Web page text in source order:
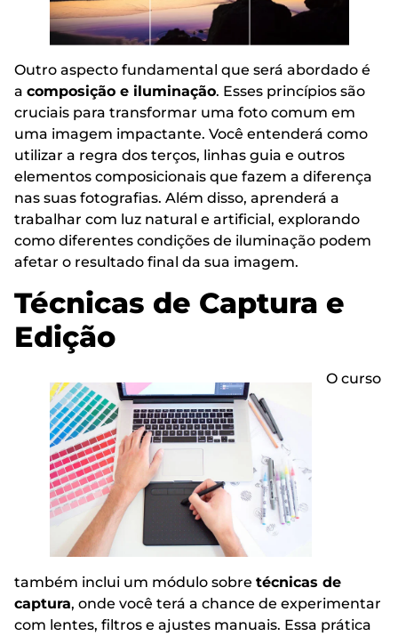
Outro aspecto fundamental que será abordado é
a composição e iluminação. Esses princípios são
cruciais para transformar uma foto comum em
uma imagem impactante. Você entenderá como
utilizar a regra dos terços, linhas guia e outros
elementos composicionais que fazem a diferença
nas suas fotografias. Além disso, aprenderá a
trabalhar com luz natural e artificial, explorando
como diferentes condições de iluminação podem
afetar o resultado final da sua imagem.
Técnicas de Captura e
Edição
O curso
também inclui um módulo sobre técnicas de
captura, onde você terá a chance de experimentar
com lentes, filtros e ajustes manuais. Essa prática